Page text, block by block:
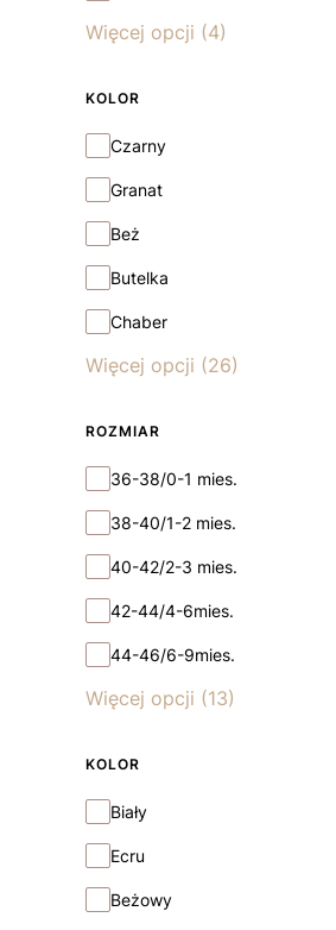
Więcej opcji (4)
KOLOR
KolorCzarny
Granat
Beż
Butelka
Chaber
Więcej opcji (26)
ROZMIAR
Rozmiar
36-38/0-1 mies.
38-40/1-2 mies.
40-42/2-3 mies.
42-44/4-6mies.
44-46/6-9mies.
Więcej opcji (13)
KOLOR
KolorBiały
Ecru
Beżowy